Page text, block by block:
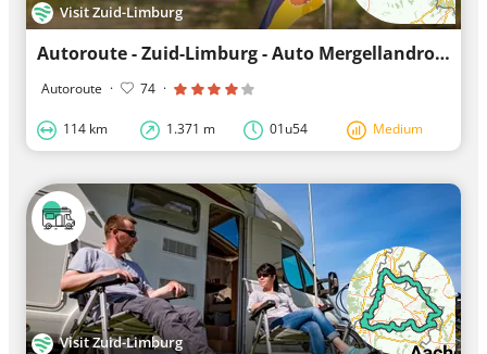
Visit Zuid-Limburg
Autoroute - Zuid-Limburg - Auto Mergellandroute
Autoroute · 74 ·
114 km 1.371 m 01u54 Medium
Visit Zuid-Limburg